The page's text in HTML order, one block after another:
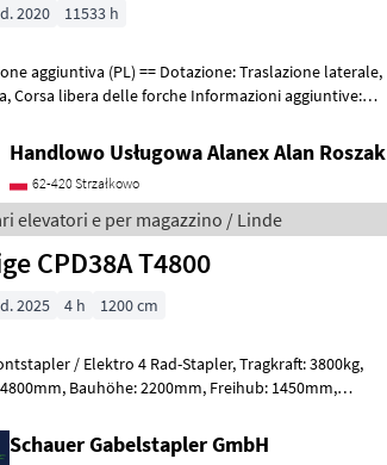
2020 11533 h
(PL) == Dotazione: Traslazione laterale,
Handlowo Usługowa Alanex Alan Roszak
62-420 Strzałkowo
elevatori e per magazzino / Linde
CPD38A T4800
2025 4 h 1200 cm
/ Elektro 4 Rad-Stapler, Tragkraft: 3800kg,
Freihub: 1450mm,
Schauer Gabelstapler GmbH